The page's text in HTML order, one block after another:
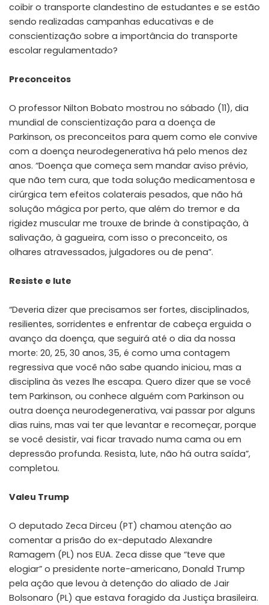
coibir o transporte clandestino de estudantes e se estão
sendo realizadas campanhas educativas e de
conscientização sobre a importância do transporte
escolar regulamentado?
Preconceitos
O professor Nilton Bobato mostrou no sábado (11), dia
mundial de conscientização para a doença de
Parkinson, os preconceitos para quem como ele convive
com a doença neurodegenerativa há pelo menos dez
anos. “Doença que começa sem mandar aviso prévio,
que não tem cura, que toda solução medicamentosa e
cirúrgica tem efeitos colaterais pesados, que não há
solução mágica por perto, que além do tremor e da
rigidez muscular me trouxe de brinde à constipação, à
salivação, à gagueira, com isso o preconceito, os
olhares atravessados, julgadores ou de pena”.
Resiste e lute
“Deveria dizer que precisamos ser fortes, disciplinados,
resilientes, sorridentes e enfrentar de cabeça erguida o
avanço da doença, que seguirá até o dia da nossa
morte: 20, 25, 30 anos, 35, é como uma contagem
regressiva que você não sabe quando iniciou, mas a
disciplina às vezes lhe escapa. Quero dizer que se você
tem Parkinson, ou conhece alguém com Parkinson ou
outra doença neurodegenerativa, vai passar por alguns
dias ruins, mas vai ter que levantar e recomeçar, porque
se você desistir, vai ficar travado numa cama ou em
depressão profunda. Resista, lute, não há outra saída”,
completou.
Valeu Trump
O deputado Zeca Dirceu (PT) chamou atenção ao
comentar a prisão do ex-deputado Alexandre
Ramagem (PL) nos EUA. Zeca disse que “teve que
elogiar” o presidente norte-americano, Donald Trump
pela ação que levou à detenção do aliado de Jair
Bolsonaro (PL) que estava foragido da Justiça brasileira.